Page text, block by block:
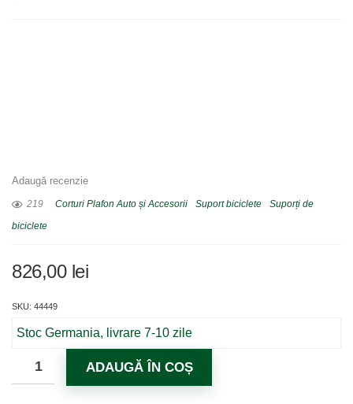
Adaugă recenzie
219 Corturi Plafon Auto și Accesorii Suport biciclete
Suporți de
biciclete
826,00 lei
SKU: 44449
Stoc Germania, livrare 7-10 zile
ADAUGĂ ÎN COȘ